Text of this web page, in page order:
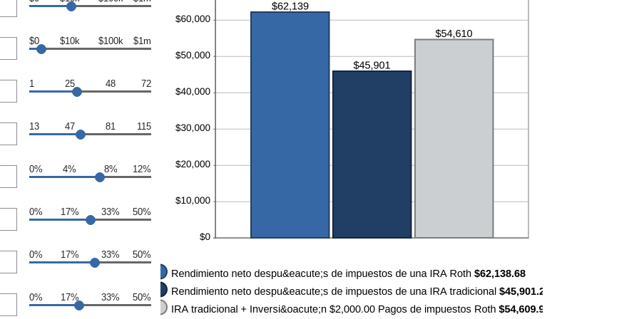
$0 $10k $100k $1m
1 25 48 72
13 47 81 115
0% 4% 8% 12%
0% 17% 33% 50%
0% 17% 33% 50%
0% 17% 33% 50%